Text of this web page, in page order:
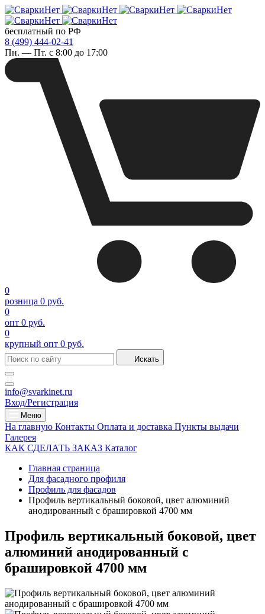
бесплатный по РФ
8 (499) 444-02-41
Пн. — Пт. с 8:00 до 17:00
0
розница 0 руб.
0
опт 0 руб.
0
крупный опт 0 руб.
Искать
info@svarkinet.ru
Вход/Регистрация
Меню
На главную Контакты Оплата и доставка Пункты выдачи
Галерея
КАК СДЕЛАТЬ ЗАКАЗ Каталог
Главная страница
Для фасадного профиля
Профиль для фасадов
Профиль вертикальный боковой, цвет алюминий
анодированный с брашировкой 4700 мм
Профиль вертикальный боковой, цвет
алюминий анодированный с
брашировкой 4700 мм